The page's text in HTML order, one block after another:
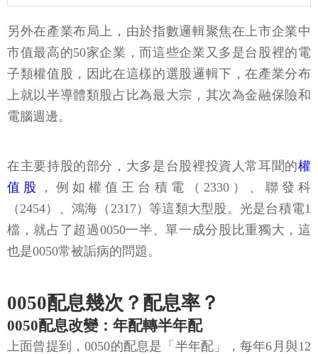
另外在產業布局上，由於指數邏輯聚焦在上市企業中
市值最高的50家企業，而這些企業又多是台股裡的電
子類權值股，因此在這樣的選股邏輯下，在產業分布
上就以半導體類股占比為最大宗，其次為金融保險和
電腦週邊。
在主要持股的部分，大多是台股裡投資人常耳聞的權
值股
，例如權值王台積電（2330）、聯發科
（2454）、鴻海（2317）等這類大型股。光是台積電1
檔，就占了超過0050一半、單一成分股比重獨大，這
也是0050常被詬病的問題。
0050配息幾次？配息率？
0050配息改變：年配轉半年配
上面曾提到，0050的配息是「半年配」，每年6月與12